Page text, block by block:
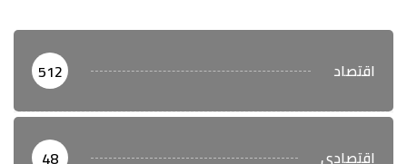
اقتصاد 512
اقتصادي